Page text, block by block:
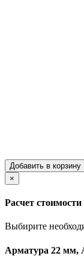
Добавить в корзину
×
Расчет
Выбирите
Арматура 22 мм,